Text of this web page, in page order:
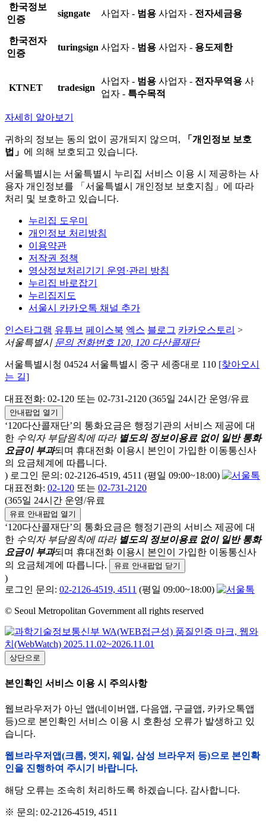
한국정보
인증
signgate 사업자 - 범용 사업자 - 전자세금용
한국전자
인증
turingsign 사업자 - 범용 사업자 - 용도제한
KTNET tradesign
사업자 - 범용 사업자 - 전자무역용 사
업자 - 특수목적
자세히 알아보기
귀하의 정보는 동의 없이 공개되지 않으며,
「개인정보 보호
법」 에 의해 보호되고 있습니다.
서울특별시는 서울특별시 누리집 서비스 이용 시 제공하는 사
용자 개인정보를 「서울특별시 개인정보 보호지침」에 따라
처리 및 보호하고 있습니다.
누리집 도우미
개인정보 처리방침
이용약관
저작권 정책
영상정보처리기기 운영·관리 방침
누리집 바로잡기
누리집지도
서울시 카카오톡 채널 추가
인스타그램 유튜브 페이스북 엑스 블로그 카카오스토리 >
서울특별시 문의 전화번호 120, 120 다산콜재단
서울특별시청 04524 서울특별시 중구 세종대로 110 [찾아오시
는 길]
대표전화: 02-120 또는 02-731-2120 (365일 24시간 운영/유료
안내팝업 열기
‘120다산콜재단’의 통화요금은 행정기관의 서비스 제공에 대
한 수익자 부담원칙에 따라 별도의 정보이용료 없이 일반 통화
요금이 부과되며 휴대전화 이용시 본인이 가입한 이동통신사
의 요금체계에 따릅니다.
) 로그인 문의: 02-2126-4519, 4511 (평일 09:00~18:00)
대표전화: 02-120 또는 02-731-2120
(365일 24시간 운영/유료
유료 안내팝업 열기
‘120다산콜재단’의 통화요금은 행정기관의 서비스 제공에 대
한 수익자 부담원칙에 따라 별도의 정보이용료 없이 일반 통화
요금이 부과되며 휴대전화 이용시 본인이 가입한 이동통신사
의 요금체계에 따릅니다.
유료 안내팝업 닫기
)
로그인 문의: 02-2126-4519, 4511 (평일 09:00~18:00)
© Seoul Metropolitan Government all rights reserved
상단으로
본인확인 서비스 이용 시 주의사항
웹브라우저가 아닌 앱(네이버앱, 다음앱, 구글앱, 카카오톡앱
등)으로 본인확인 서비스 이용 시 호환성 오류가 발생하고 있
습니다.
웹브라우저앱(크롬, 엣지, 웨일, 삼성 브라우저 등)으로 본인확
인을 진행하여 주시기 바랍니다.
해당 오류는 조속히 처리하도록 하겠습니다. 감사합니다.
※ 문의: 02-2126-4519, 4511